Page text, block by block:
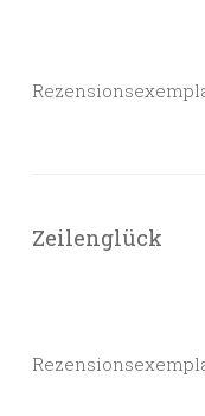
Zeilenglück